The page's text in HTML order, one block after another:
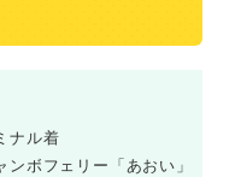
ナル着
ボフェリー「あおい」